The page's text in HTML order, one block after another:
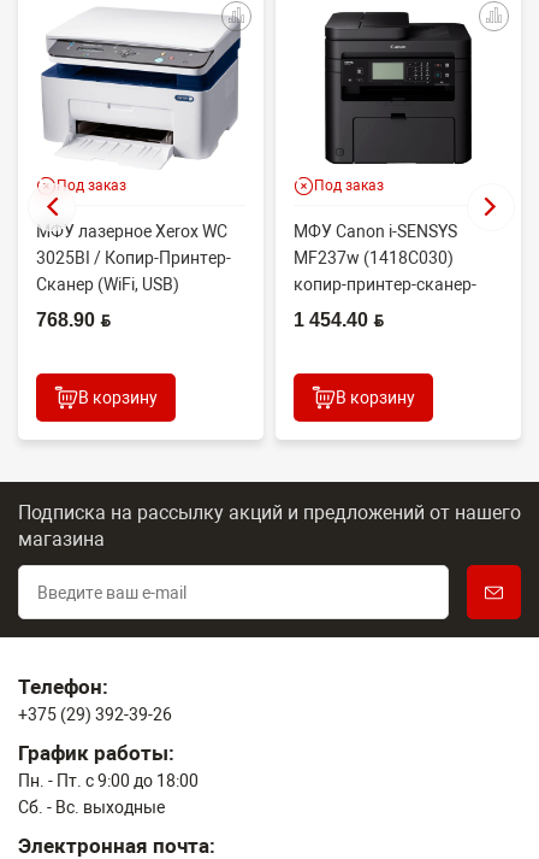
Под заказ
МФУ лазерное Xerox WC
3025BI / Копир-Принтер-
Сканер (WiFi, USB)
768.90 BYN
В корзину
Под заказ
МФУ Canon i-SENSYS
MF237w (1418C030)
копир-принтер-сканер-
факс(без трубки)-wifi
1 454.40 BYN
В корзину
Подписка на рассылку акций и предложений от нашего
магазина
Телефон:
+375 (29) 392-39-26
График работы:
Пн. - Пт. с 9:00 до 18:00
Сб. - Вс. выходные
Электронная почта: